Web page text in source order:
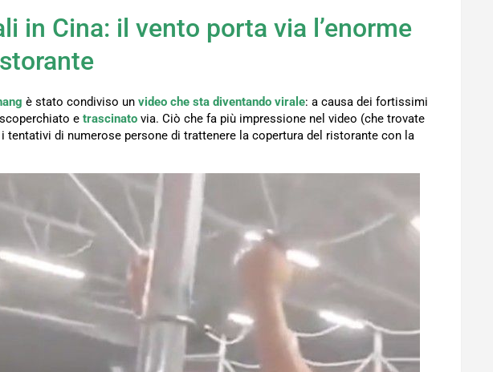
in Cina: il vento porta via l’enorme
è stato condiviso un video che sta diventando virale: a causa dei fortissimi
e trascinato via. Ciò che fa più impressione nel video (che trovate
tentativi di numerose persone di trattenere la copertura del ristorante con la